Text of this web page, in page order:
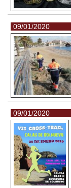
09/01/2020
09/01/2020